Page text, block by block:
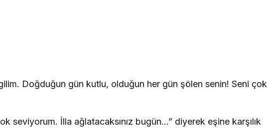
Doğduğun gün kutlu, olduğun her gün şölen senin! Seni çok
seviyorum. İlla ağlatacaksınız bugün…” diyerek eşine karşılık